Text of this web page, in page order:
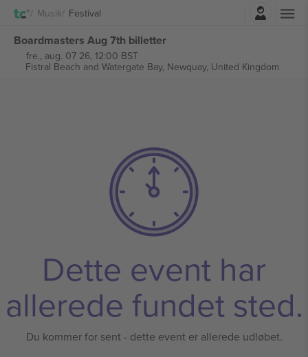
Musik Festival
Boardmasters Aug 7th billetter
fre., aug. 07 26, 12:00 BST
Fistral Beach and Watergate Bay, Newquay, United Kingdom
Dette event har
allerede fundet sted.
Du kommer for sent - dette event er allerede udløbet.